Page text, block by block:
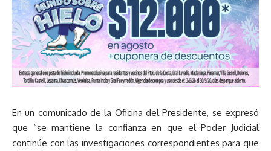
En un comunicado de la Oficina del Presidente, se expresó
que “se mantiene la confianza en que el Poder Judicial
continúe con las investigaciones correspondientes para que